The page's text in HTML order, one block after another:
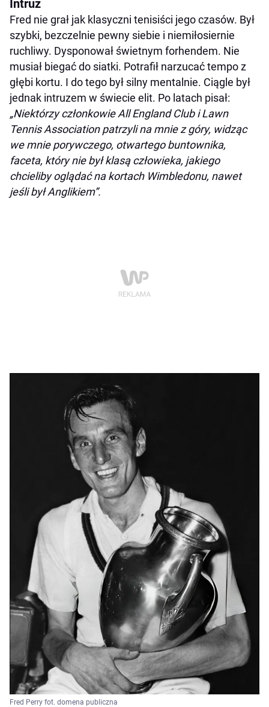
Intruz
Fred nie grał jak klasyczni tenisiści jego czasów. Był
szybki, bezczelnie pewny siebie i niemiłosiernie
ruchliwy. Dysponował świetnym forhendem. Nie
musiał biegać do siatki. Potrafił narzucać tempo z
głębi kortu. I do tego był silny mentalnie. Ciągle był
jednak intruzem w świecie elit. Po latach pisał:
„Niektórzy członkowie All England Club i Lawn
Tennis Association patrzyli na mnie z góry, widząc
we mnie porywczego, otwartego buntownika,
faceta, który nie był klasą człowieka, jakiego
chcieliby oglądać na kortach Wimbledonu, nawet
jeśli był Anglikiem”.
Fred Perry fot. domena publiczna